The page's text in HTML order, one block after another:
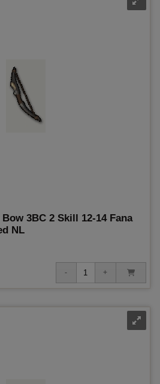
3BC 2 Skill 12-14 Fana
NL